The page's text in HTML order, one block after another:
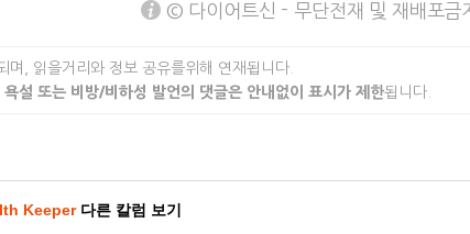
© 다이어트신 - 무단전재 및 재배포금
, 읽을거리와 정보 공유를위해 연재됩니다.
욕설 또는 비방/비하성 발언의 댓글은 안내없이 표시가 제한됩니다.
Keeper다른 칼럼 보기